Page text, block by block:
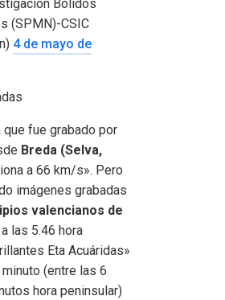
Bólidos
(SPMN)-CSIC
4 de mayo de
que fue grabado por
Breda (Selva,
a 66 km/s». Pero
imágenes grabadas
valencianos de
a las 5.46 hora
Eta Acuáridas»
(entre las 6
hora peninsular)